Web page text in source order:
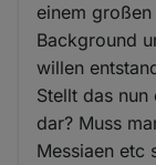
einem
Background
willen
Stellt das
dar? Muss
Messiaen etc